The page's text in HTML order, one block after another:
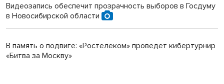
Видеозапись обеспечит прозрачность выборов в Госдуму
в Новосибирской области
В память о подвиге: «Ростелеком» проведет кибертурнир
«Битва за Москву»